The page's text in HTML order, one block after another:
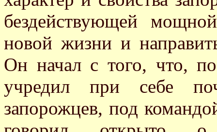
бездействующей
новой жизни и
Он начал с того, что,
учредил при себе
запорожцев, под